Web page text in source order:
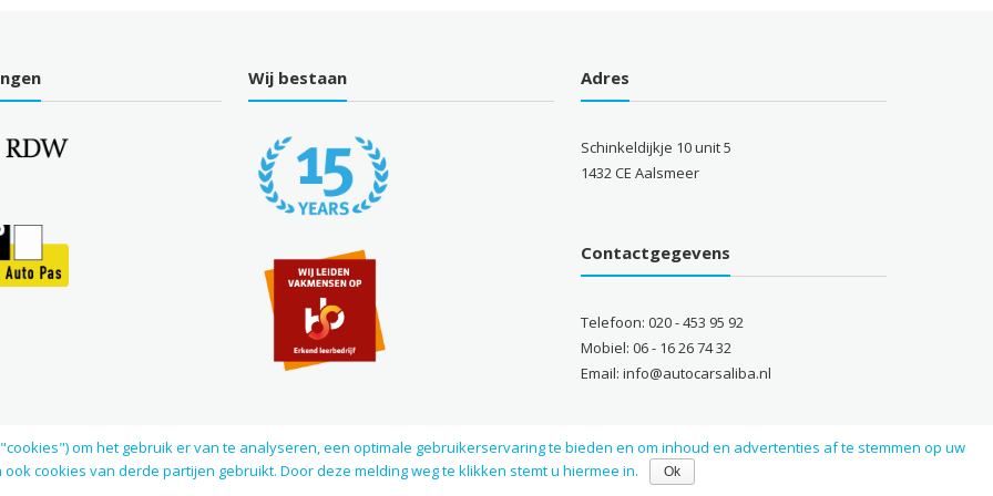
Wij bestaan Adres
Schinkeldijkje 10 unit 5
1432 CE Aalsmeer
Contactgegevens
Telefoon: 020 - 453 95 92
Mobiel: 06 - 16 26 74 32
Email: info@autocarsaliba.nl
om het gebruik er van te analyseren, een optimale gebruikerservaring te bieden en om inhoud en advertenties af te stemmen op uw
cookies van derde partijen gebruikt. Door deze melding weg te klikken stemt u hiermee in.
Ok